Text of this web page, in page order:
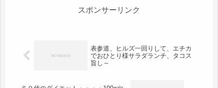
アの...
スポンサーリンク
表参道、ヒルズ一回りして、エチカ
でおひとり様サラダランチ、タコス
旨し～